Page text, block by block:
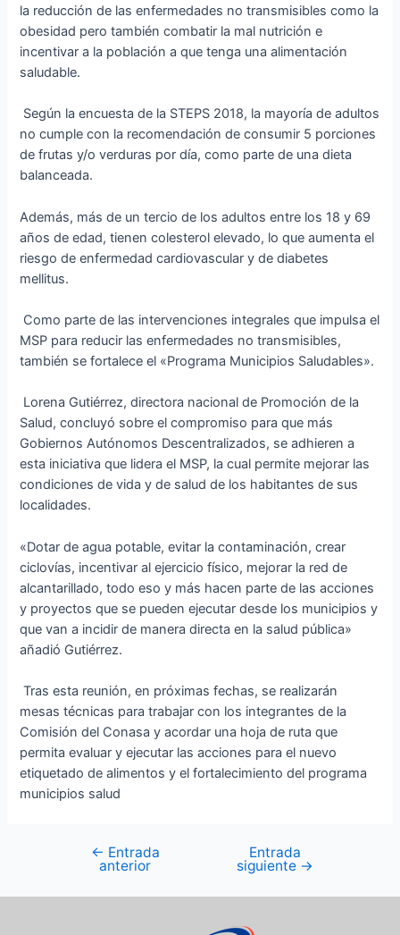
la reducción de las enfermedades no transmisibles como la
obesidad pero también combatir la mal nutrición e
incentivar a la población a que tenga una alimentación
saludable.
Según la encuesta de la STEPS 2018, la mayoría de adultos
no cumple con la recomendación de consumir 5 porciones
de frutas y/o verduras por día, como parte de una dieta
balanceada.
Además, más de un tercio de los adultos entre los 18 y 69
años de edad, tienen colesterol elevado, lo que aumenta el
riesgo de enfermedad cardiovascular y de diabetes
mellitus.
Como parte de las intervenciones integrales que impulsa el
MSP para reducir las enfermedades no transmisibles,
también se fortalece el «Programa Municipios Saludables».
Lorena Gutiérrez, directora nacional de Promoción de la
Salud, concluyó sobre el compromiso para que más
Gobiernos Autónomos Descentralizados, se adhieren a
esta iniciativa que lidera el MSP, la cual permite mejorar las
condiciones de vida y de salud de los habitantes de sus
localidades.
«Dotar de agua potable, evitar la contaminación, crear
ciclovías, incentivar al ejercicio físico, mejorar la red de
alcantarillado, todo eso y más hacen parte de las acciones
y proyectos que se pueden ejecutar desde los municipios y
que van a incidir de manera directa en la salud pública»
añadió Gutiérrez.
Tras esta reunión, en próximas fechas, se realizarán
mesas técnicas para trabajar con los integrantes de la
Comisión del Conasa y acordar una hoja de ruta que
permita evaluar y ejecutar las acciones para el nuevo
etiquetado de alimentos y el fortalecimiento del programa
municipios salud
← Entrada
anterior
Entrada
siguiente →